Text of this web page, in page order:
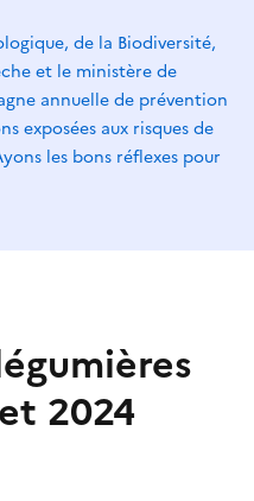
de la Biodiversité,
et le ministère de
annuelle de prévention
exposées aux risques de
les bons réflexes pour
2024